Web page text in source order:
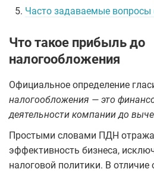
5. Часто задаваемые вопросы
Что такое прибыль до
налогообложения
Официальное определение
налогообложения — это
деятельности компании до
Простыми словами ПДН
эффективность бизнеса,
налоговой политики. В отличие